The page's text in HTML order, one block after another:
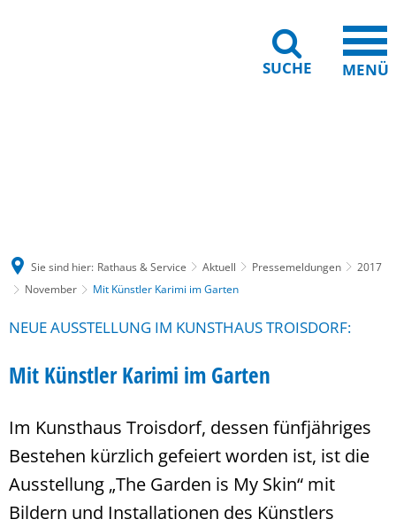
SUCHE MENÜ
Sie sind hier: Rathaus & Service Aktuell Pressemeldungen
2017
November
Mit Künstler Karimi im Garten
NEUE AUSSTELLUNG IM KUNSTHAUS TROISDORF:
Mit Künstler Karimi im Garten
Im Kunsthaus Troisdorf, dessen fünfjähriges
Bestehen kürzlich gefeiert worden ist, ist die
Ausstellung „The Garden is My Skin“ mit
Bildern und Installationen des Künstlers